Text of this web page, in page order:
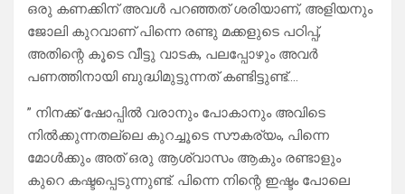
ഒരു കണക്കിന് അവൾ പറഞ്ഞത് ശരിയാണ്, അളിയനും
ജോലി കുറവാണ് പിന്നെ രണ്ടു മക്കളുടെ പഠിപ്പ്,
അതിന്റെ കൂടെ വീട്ടു വാടക, പലപ്പോഴും അവർ
പണത്തിനായി ബുദ്ധിമുട്ടുന്നത് കണ്ടിട്ടുണ്ട്….
” നിനക്ക് ഷോപ്പിൽ വരാനും പോകാനും അവിടെ
നിൽക്കുന്നതല്ലെ കുറച്ചൂടെ സൗകര്യം, പിന്നെ
മോൾക്കും അത് ഒരു ആശ്വാസം ആകും രണ്ടാളും
കുറെ കഷ്ടപ്പെടുന്നുണ്ട്. പിന്നെ നിന്റെ ഇഷ്ടം പോലെ